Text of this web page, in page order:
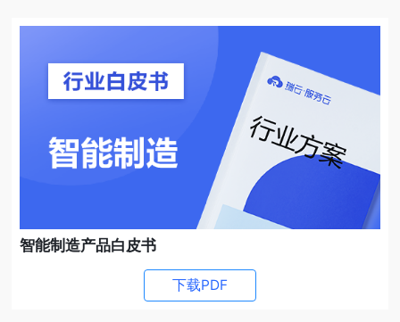
智能制造产品白皮书
下载PDF